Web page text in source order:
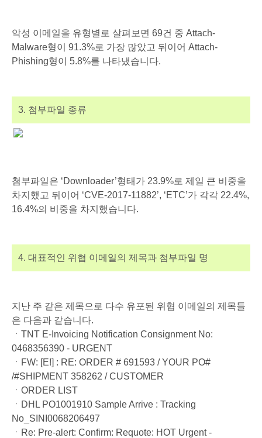
악성 이메일을 유형별로 살펴보면 69건 중 Attach-
Malware형이 91.3%로 가장 많았고 뒤이어 Attach-
Phishing형이 5.8%를 나타냈습니다.
3. 첨부파일 종류
첨부파일은 ‘Downloader’형태가 23.9%로 제일 큰 비중을
차지했고 뒤이어 ‘CVE-2017-11882’, ‘ETC’가 각각 22.4%,
16.4%의 비중을 차지했습니다.
4. 대표적인 위협 이메일의 제목과 첨부파일 명
지난 주 같은 제목으로 다수 유포된 위협 이메일의 제목들
은 다음과 같습니다.
ㆍTNT E-Invoicing Notification Consignment No:
0468356390 - URGENT
ㆍFW: [E!] : RE: ORDER # 691593 / YOUR PO#
/#SHIPMENT 358262 / CUSTOMER
ㆍORDER LIST
ㆍDHL PO1001910 Sample Arrive : Tracking
No_SINI0068206497
ㆍRe: Pre-alert: Confirm: Requote: HOT Urgent -